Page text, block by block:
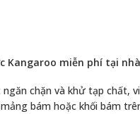
Kangaroo miễn phí tại nhà
chặn và khử tạp chất,
bám hoặc khối bám